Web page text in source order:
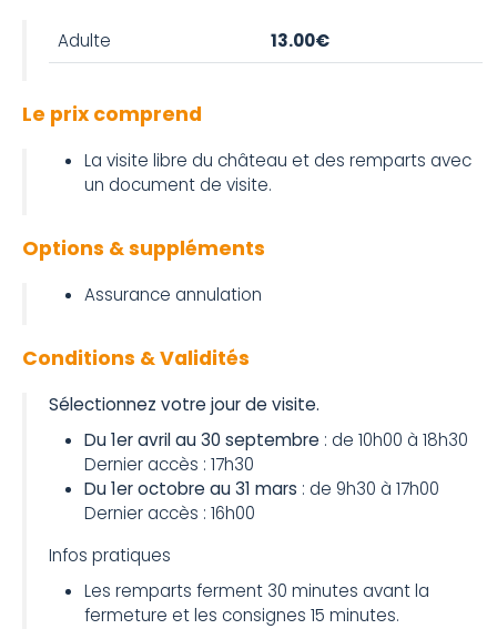
Adulte 13.00€
Le prix comprend
La visite libre du château et des remparts avec
un document de visite.
Options & suppléments
Assurance annulation
Conditions & Validités
Sélectionnez votre jour de visite.
Du 1er avril au 30 septembre : de 10h00 à 18h30
Dernier accès : 17h30
Du 1er octobre au 31 mars : de 9h30 à 17h00
Dernier accès : 16h00
Infos pratiques
Les remparts ferment 30 minutes avant la
fermeture et les consignes 15 minutes.